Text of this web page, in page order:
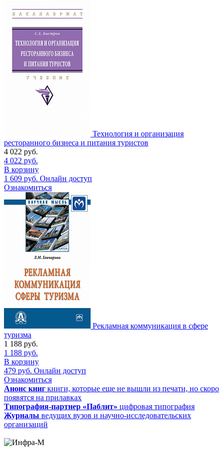
Технология и организация
ресторанного бизнеса и питания туристов
4 022 руб.
4 022 руб.
В корзину
1 609 руб. Онлайн доступ
Ознакомиться
Рекламная коммуникация в сфере
туризма
1 188 руб.
1 188 руб.
В корзину
479 руб. Онлайн доступ
Ознакомиться
Анонс книг книги, которые еще не вышли из печати, но скоро
появятся на прилавках
Типография-партнер «Паблит» цифровая типография
Журналы ведущих вузов и научно-исследовательских
организаций